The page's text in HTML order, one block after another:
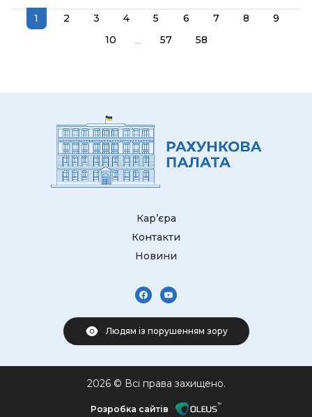
1 2 3 4 5 6 7 8
9
10
... 57 58
Кар’єра
Контакти
Новини
Людям із порушенням зору
2026 © Всі права захищено.
Розробка сайтів